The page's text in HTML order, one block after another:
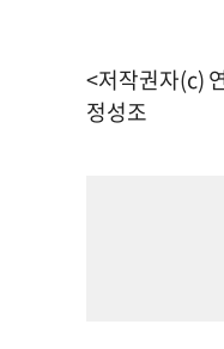
<저작권자(c)
정성조